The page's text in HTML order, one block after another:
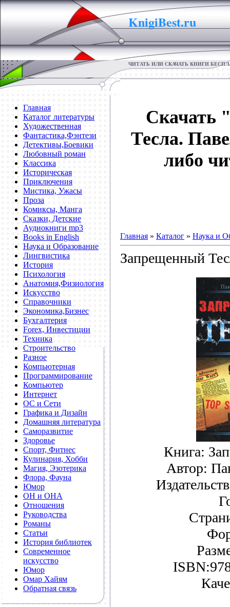
KnigiBest.ru
ЧИТАТЬ ИЛИ СКАЧАТЬ КНИГИ
Главная
Каталог литературы
Художественная
Фантастика,Фэнтези
Детективы,Боевики
Любовный роман
Классика
Историческая
Приключения
Мистика, Ужасы
Проза
Комиксы, Манга
Сказки, Детские
Аудиокниги mp3
Books in English
Наука и Образование
Лингвистика
История
Психология
Анатомия,Физиология
Искусство
Справочники
Экономика,Бизнес
Бухгалтерия
Forex, Инвестиции
Техника
Строительство
Разное
Компьютерная
Программирование
Компьютер
Интернет
ОС и Сети
Графика и Дизайн
Домашняя литература
Саморазвитие
Здоровье
Спорт, Фитнес
Кулинария, Хобби
Магия, Эзотерика
Флора, Фауна
Юмор
ОН и ОНА
Отношения
Руководства
Романы
Статьи
История библиотек
Современное
искусство
Юмор
Омар Хайям
Обратная связь
Скачать
Тесла.
либо
Главная » Каталог » Наука и
Запрещенный
Книга:
Автор: